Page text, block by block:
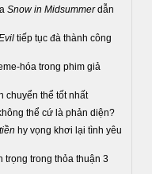
Snow in Midsummerdẫn
tiếp tục đà thành công
hóa trong phim giả
chuyển thể tốt nhất
thể cứ là phản diện?
hy vọng khơi lại tình yêu
trọng trong thỏa thuận 3